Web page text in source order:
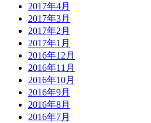
2017年4月
2017年3月
2017年2月
2017年1月
2016年12月
2016年11月
2016年10月
2016年9月
2016年8月
2016年7月